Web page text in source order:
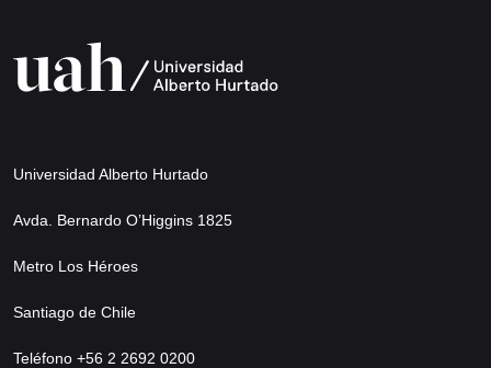
Universidad Alberto Hurtado
Avda. Bernardo O’Higgins 1825
Metro Los Héroes
Santiago de Chile
Teléfono +56 2 2692 0200